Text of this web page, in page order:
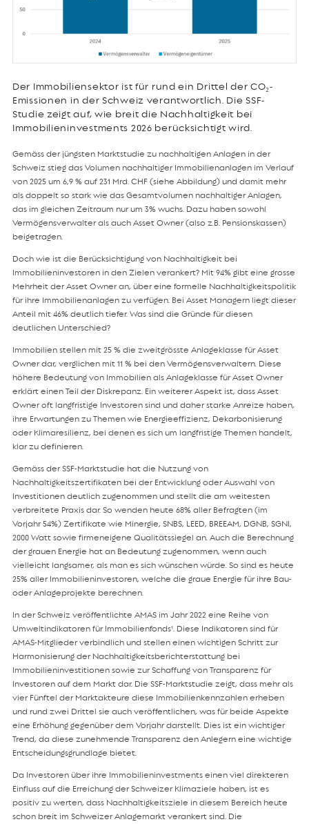
Der Immobiliensektor ist für rund ein Drittel der CO₂-
Emissionen in der Schweiz verantwortlich. Die SSF-
Studie zeigt auf, wie breit die Nachhaltigkeit bei
Immobilieninvestments 2026 berücksichtigt wird.
Gemäss der jüngsten Marktstudie zu nachhaltigen Anlagen in der
Schweiz stieg das Volumen nachhaltiger Immobilienanlagen im Verlauf
von 2025 um 6,9 % auf 231 Mrd. CHF (siehe Abbildung) und damit mehr
als doppelt so stark wie das Gesamtvolumen nachhaltiger Anlagen,
das im gleichen Zeitraum nur um 3% wuchs. Dazu haben sowohl
Vermögensverwalter als auch Asset Owner (also z.B. Pensionskassen)
beigetragen.
Doch wie ist die Berücksichtigung von Nachhaltigkeit bei
Immobilieninvestoren in den Zielen verankert? Mit 94% gibt eine grosse
Mehrheit der Asset Owner an, über eine formelle Nachhaltigkeitspolitik
für ihre Immobilienanlagen zu verfügen. Bei Asset Managern liegt dieser
Anteil mit 46% deutlich tiefer. Was sind die Gründe für diesen
deutlichen Unterschied?
Immobilien stellen mit 25 % die zweitgrösste Anlageklasse für Asset
Owner dar, verglichen mit 11 % bei den Vermögensverwaltern. Diese
höhere Bedeutung von Immobilien als Anlageklasse für Asset Owner
erklärt einen Teil der Diskrepanz. Ein weiterer Aspekt ist, dass Asset
Owner oft langfristige Investoren sind und daher starke Anreize haben,
ihre Erwartungen zu Themen wie Energieeffizienz, Dekarbonisierung
oder Klimaresilienz, bei denen es sich um langfristige Themen handelt,
klar zu definieren.
Gemäss der SSF-Marktstudie hat die Nutzung von
Nachhaltigkeitszertifikaten bei der Entwicklung oder Auswahl von
Investitionen deutlich zugenommen und stellt die am weitesten
verbreitete Praxis dar. So wenden heute 68% aller Befragten (im
Vorjahr 54%) Zertifikate wie Minergie, SNBS, LEED, BREEAM, DGNB, SGNI,
2000 Watt sowie firmeneigene Qualitätssiegel an. Auch die Berechnung
der grauen Energie hat an Bedeutung zugenommen, wenn auch
vielleicht langsamer, als man es sich wünschen würde. So sind es heute
25% aller Immobilieninvestoren, welche die graue Energie für ihre Bau-
oder Anlageprojekte berechnen.
In der Schweiz veröffentlichte AMAS im Jahr 2022 eine Reihe von
Umweltindikatoren für Immobilienfonds¹. Diese Indikatoren sind für
AMAS-Mitglieder verbindlich und stellen einen wichtigen Schritt zur
Harmonisierung der Nachhaltigkeitsberichterstattung bei
Immobilieninvestitionen sowie zur Schaffung von Transparenz für
Investoren auf dem Markt dar. Die SSF-Marktstudie zeigt, dass mehr als
vier Fünftel der Marktakteure diese Immobilienkennzahlen erheben
und rund zwei Drittel sie auch veröffentlichen, was für beide Aspekte
eine Erhöhung gegenüber dem Vorjahr darstellt. Dies ist ein wichtiger
Trend, da diese zunehmende Transparenz den Anlegern eine wichtige
Entscheidungsgrundlage bietet.
Da Investoren über ihre Immobilieninvestments einen viel direkteren
Einfluss auf die Erreichung der Schweizer Klimaziele haben, ist es
positiv zu werten, dass Nachhaltigkeitsziele in diesem Bereich heute
schon breit im Schweizer Anlagemarkt verankert sind. Die